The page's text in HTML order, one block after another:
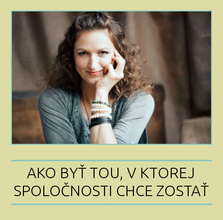
AKO BYŤ TOU, V KTOREJ
SPOLOČNOSTI CHCE ZOSTAŤ